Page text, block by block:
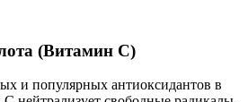
(Витамин C)
и популярных антиоксидантов в